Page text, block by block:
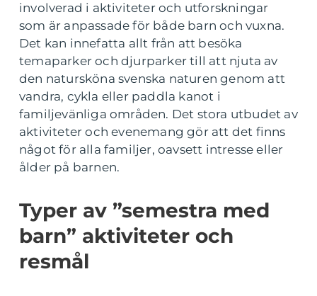
involverad i aktiviteter och utforskningar
som är anpassade för både barn och vuxna.
Det kan innefatta allt från att besöka
temaparker och djurparker till att njuta av
den natursköna svenska naturen genom att
vandra, cykla eller paddla kanot i
familjevänliga områden. Det stora utbudet av
aktiviteter och evenemang gör att det finns
något för alla familjer, oavsett intresse eller
ålder på barnen.
Typer av ”semestra med
barn” aktiviteter och
resmål